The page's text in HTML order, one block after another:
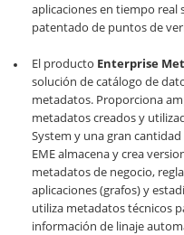
aplicaciones en tiempo
patentado de puntos de
El producto Enterprise
solución de catálogo de
metadatos. Proporciona
metadatos creados y
System y una gran
EME almacena y crea
metadatos de negocio,
aplicaciones (grafos) y
utiliza metadatos técnicos
información de linaje